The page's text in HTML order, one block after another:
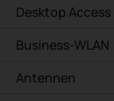
Desktop
Business-WLAN
Antennen